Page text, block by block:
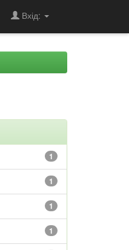
Вхід:
1
1
1
1